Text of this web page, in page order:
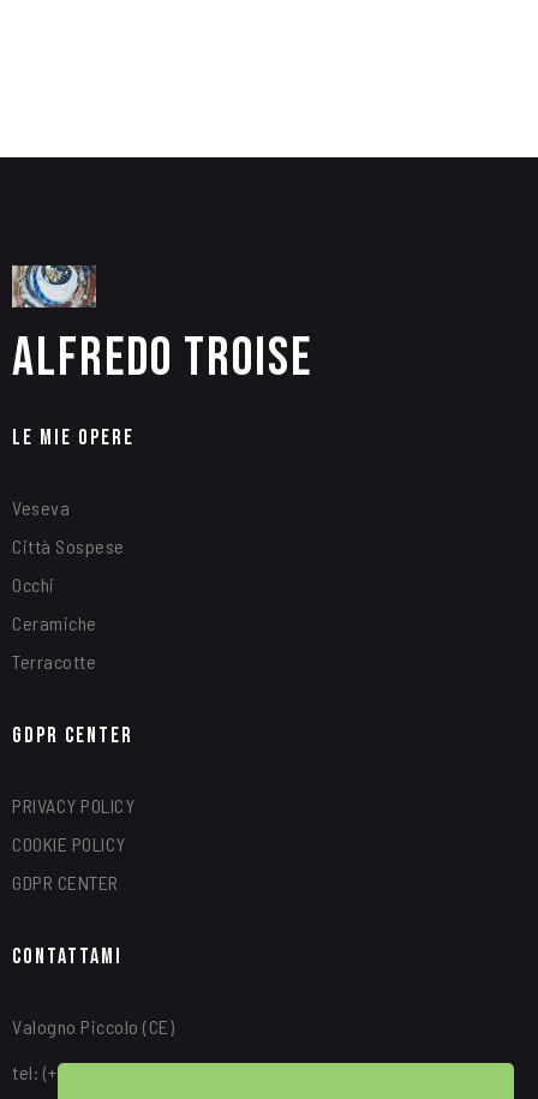
Alfredo Troise
Le Mie Opere
Veseva
Città Sospese
Occhi
Ceramiche
Terracotte
GDPR Center
PRIVACY POLICY
COOKIE POLICY
GDPR CENTER
Contattami
Valogno Piccolo (CE)
tel: (+39) 340 8315664